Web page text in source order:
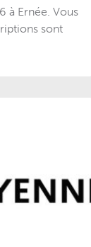
à Ernée. Vous
sont